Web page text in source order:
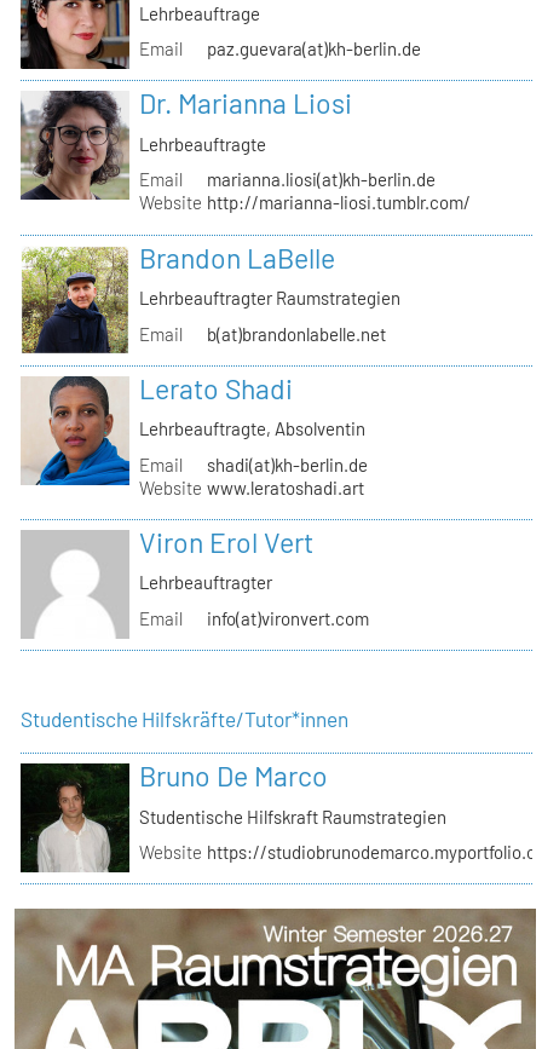
Lehrbeauftrage
Email
paz.guevara(at)kh-berlin.de
Dr. Marianna Liosi
Lehrbeauftragte
Email
marianna.liosi(at)kh-berlin.de
Website http://marianna-liosi.tumblr.com/
Brandon LaBelle
Lehrbeauftragter Raumstrategien
Email
b(at)brandonlabelle.net
Lerato Shadi
Lehrbeauftragte, Absolventin
Email
shadi(at)kh-berlin.de
Website www.leratoshadi.art
Viron Erol Vert
Lehrbeauftragter
Email
info(at)vironvert.com
Studentische Hilfskräfte/Tutor*innen
Bruno De Marco
Studentische Hilfskraft Raumstrategien
Website https://